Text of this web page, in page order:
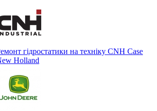
гідростатики на техніку CNH Case
Holland